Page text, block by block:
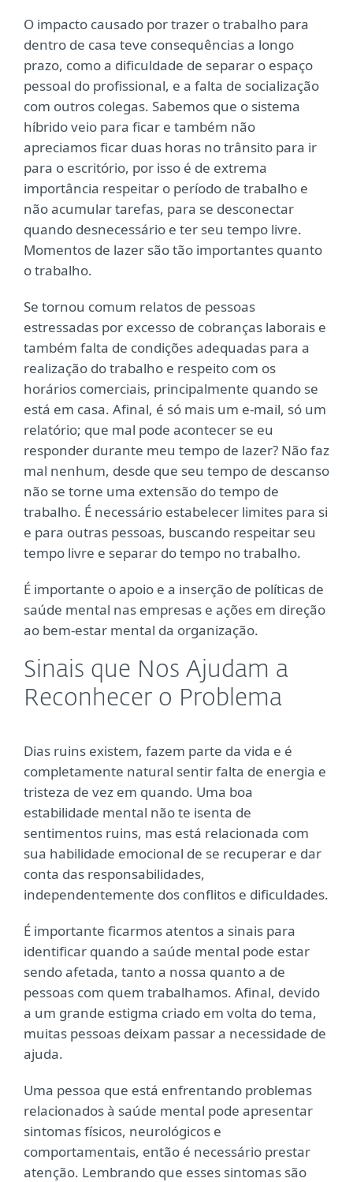
O impacto causado por trazer o trabalho para
dentro de casa teve consequências a longo
prazo, como a dificuldade de separar o espaço
pessoal do profissional, e a falta de socialização
com outros colegas. Sabemos que o sistema
híbrido veio para ficar e também não
apreciamos ficar duas horas no trânsito para ir
para o escritório, por isso é de extrema
importância respeitar o período de trabalho e
não acumular tarefas, para se desconectar
quando desnecessário e ter seu tempo livre.
Momentos de lazer são tão importantes quanto
o trabalho.
Se tornou comum relatos de pessoas
estressadas por excesso de cobranças laborais e
também falta de condições adequadas para a
realização do trabalho e respeito com os
horários comerciais, principalmente quando se
está em casa. Afinal, é só mais um e-mail, só um
relatório; que mal pode acontecer se eu
responder durante meu tempo de lazer? Não faz
mal nenhum, desde que seu tempo de descanso
não se torne uma extensão do tempo de
trabalho. É necessário estabelecer limites para si
e para outras pessoas, buscando respeitar seu
tempo livre e separar do tempo no trabalho.
É importante o apoio e a inserção de políticas de
saúde mental nas empresas e ações em direção
ao bem-estar mental da organização.
Sinais que Nos Ajudam a
Reconhecer o Problema
Dias ruins existem, fazem parte da vida e é
completamente natural sentir falta de energia e
tristeza de vez em quando. Uma boa
estabilidade mental não te isenta de
sentimentos ruins, mas está relacionada com
sua habilidade emocional de se recuperar e dar
conta das responsabilidades,
independentemente dos conflitos e dificuldades.
É importante ficarmos atentos a sinais para
identificar quando a saúde mental pode estar
sendo afetada, tanto a nossa quanto a de
pessoas com quem trabalhamos. Afinal, devido
a um grande estigma criado em volta do tema,
muitas pessoas deixam passar a necessidade de
ajuda.
Uma pessoa que está enfrentando problemas
relacionados à saúde mental pode apresentar
sintomas físicos, neurológicos e
comportamentais, então é necessário prestar
atenção. Lembrando que esses sintomas são